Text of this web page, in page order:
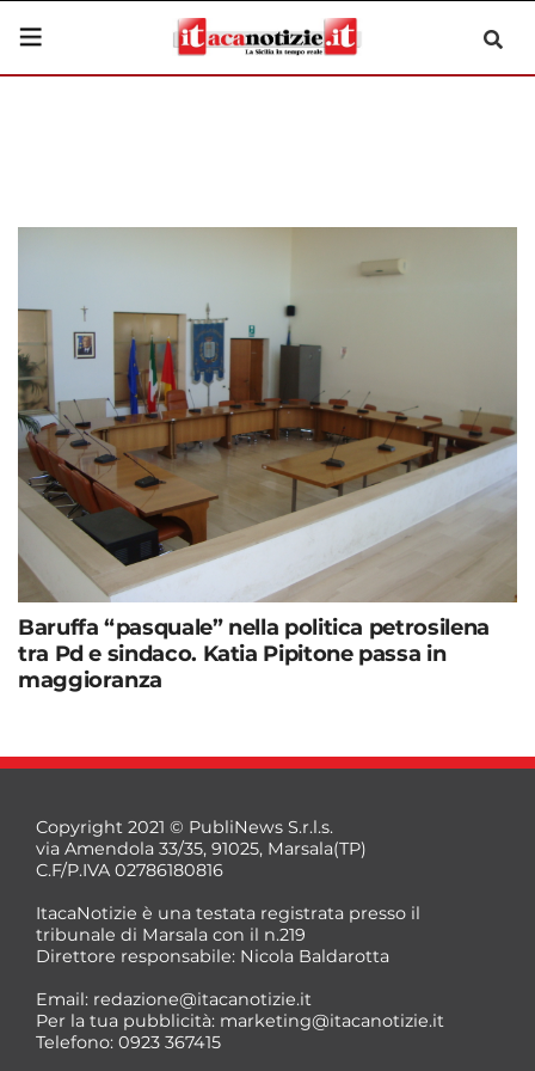
Baruffa “pasquale” nella politica petrosilena
tra Pd e sindaco. Katia Pipitone passa in
maggioranza
Copyright 2021 © PubliNews S.r.l.s.
via Amendola 33/35, 91025, Marsala(TP)
C.F/P.IVA 02786180816
ItacaNotizie è una testata registrata presso il
tribunale di Marsala con il n.219
Direttore responsabile: Nicola Baldarotta
Email: redazione@itacanotizie.it
Per la tua pubblicità: marketing@itacanotizie.it
Telefono: 0923 367415